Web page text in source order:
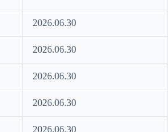
2026.06.30
2026.06.30
2026.06.30
2026.06.30
2026.06.30